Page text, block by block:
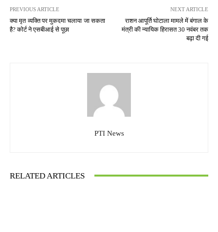
PREVIOUS ARTICLE
क्या मृत व्यक्ति पर मुकदमा चलाया जा सकता
है? कोर्ट ने एसबीआई से पूछा
NEXT ARTICLE
राशन आपूर्ति घोटाला मामले में बंगाल के
मंत्री की न्यायिक हिरासत 30 नवंबर तक
बढ़ा दी गई
PTI News
RELATED ARTICLES